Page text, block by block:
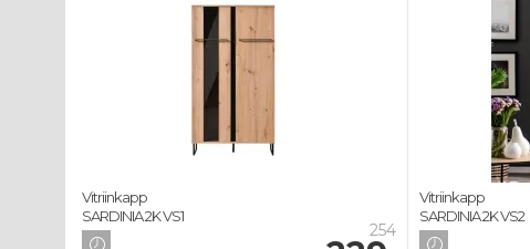
254
Vitriinkapp
SARDINIA 2K VS1
Vitriinkapp
SARDINIA 2K VS2